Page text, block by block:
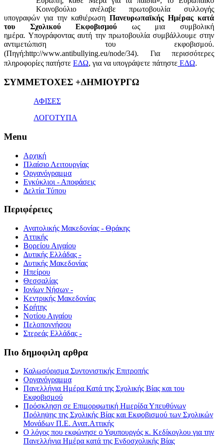
Κοινοβούλιο ανέλαβε πρωτοβουλία συλλογής
υπογραφών για την καθιέρωση Πανευρωπαϊκής Ημέρας κατά
του Σχολικού Εκφοβισμού ως μια συμβολική
ημέρα. Υπογράφοντας αυτή την πρωτοβουλία συμβάλλουμε στην
αντιμετώπιση του εκφοβισμού.
(Πηγή:http://www.antibullying.eu/node/34). Για περισσότερες
πληροφορίες πατήστε ΕΔΩ, για να υπογράψετε πάτηστε ΕΔΩ.
1x
ΣΥΜΜΕΤΟΧΕΣ +ΔΗΜΙΟΥΡΓΩ
ΑΦΙΣΕΣ
ΛΟΓΟΤΥΠΑ
Menu
Αρχική
Πλαίσιο Λειτουργίας
Οργανόγραμμα
Εγκύκλιοι - Αποφάσεις
Δελτία Τύπου
Περιφέρειες
Ανατολικής Μακεδονίας - Θράκης
Αττικής
Βορείου Αιγαίου
Δυτικής Ελλάδας -
Δυτικής Μακεδονίας
Ηπείρου
Θεσσαλίας
Ιονίων Νήσων -
Κεντρικής Μακεδονίας
Κρήτης
Νοτίου Αιγαίου
Πελοποννήσου
Στερεάς Ελλάδας -
Πιο δημοφιλη αρθρα
Καλωσόρισμα Συντονιστικής Επιτροπής
Οργανόγραμμα
Πανελλήνια Ημέρα Κατά της Σχολικής Βίας και του
Εκφοβισμού
Πρόσκληση σε Επιμορφωτική Ημερίδα Υπευθύνων
Πρόληψης της Σχολικής Βίας και Εκφοβισμού των Σχολικών
Μονάδων Π.Ε. Ανατ.Αττικής
Ο λόγος που εκφώνησε ο Υφυπουργός κ. Κεδίκογλου για την
Πανελλήνια Ημέρα κατά της Ενδοσχολικής Βίας